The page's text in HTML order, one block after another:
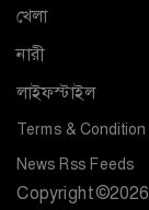
খেলা
নারী
লাইফস্টাইল
Terms & Condition
News Rss Feeds
Copyright©